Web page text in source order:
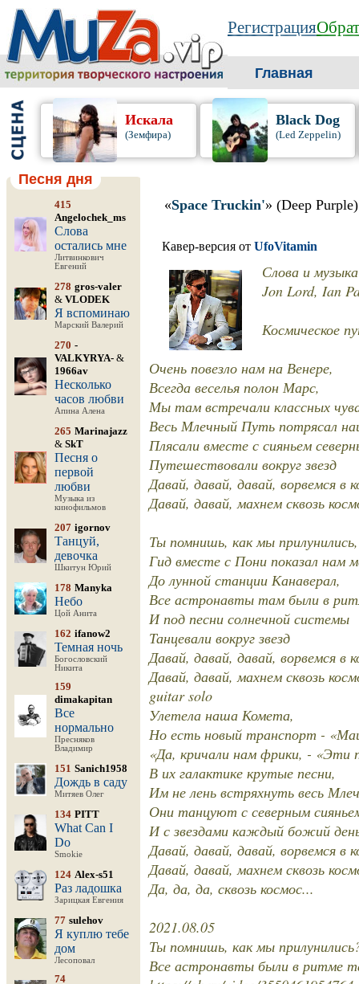
Регистрация
Главная
Искала
(Земфира)
Black Dog
(Led Zeppelin)
Песня дня
415
Angelochek_ms
Слова
остались мне
Литвинкович
Евгений
278 gros-valer
& VLODEK
Я вспоминаю
Марский Валерий
270 -
VALKYRYA- &
1966av
Несколько
часов любви
Апина Алена
265 Marinajazz
& SkT
Песня о
первой
любви
Музыка из
кинофильмов
207 igornov
Танцуй,
девочка
Шкитун Юрий
178 Manyka
Небо
Цой Анита
162 ifanow2
Темная ночь
Богословский
Никита
159
dimakapitan
Все
нормально
Пресняков
Владимир
151 Sanich1958
Дождь в саду
Митяев Олег
134 PITT
What Can I
Do
Smokie
124 Alex-s51
Раз ладошка
Зарицкая Евгения
77 sulehov
Я куплю тебе
дом
Лесоповал
74
«Space Truckin'» (Deep Purple)
Кавер-версия от UfoVitamin
Слова и
Jon Lord, Ian
Космическое
Очень повезло нам на Венере,
Всегда веселья полон Марс,
Мы там встречали классных
Весь Млечный Путь потрясал
Плясали вместе с сияньем
Путешествовали вокруг звезд
Давай, давай, давай, ворвемся в
Давай, давай, махнем сквозь
Ты помнишь, как мы прилунились,
Гид вместе с Пони показал нам
До лунной станции Канаверал,
Все астронавты там были в
И под песни солнечной системы
Танцевали вокруг звезд
Давай, давай, давай, ворвемся в
Давай, давай, махнем сквозь
guitar solo
Улетела наша Комета,
Но есть новый транспорт -
«Да, кричали нам фрики, - «Эти
В их галактике крутые песни,
Им не лень встряхнуть весь
Они танцуют с северным
И с звездами каждый божий
Давай, давай, давай, ворвемся в
Давай, давай, махнем сквозь
Да, да, да, сквозь космос...
2021.08.05
Ты помнишь, как мы
Все астронавты были в ритме